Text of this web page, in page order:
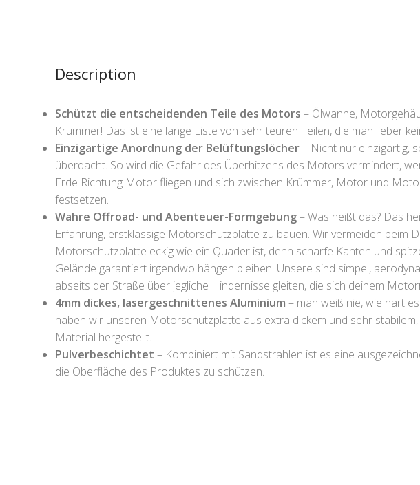
Description
Schützt die entscheidenden Teile des Motors – Ölwanne,
Krümmer! Das ist eine lange Liste von sehr teuren Teilen, die man lieber
Einzigartige Anordnung der Belüftungslöcher– Nicht nur einzigartig,
überdacht. So wird die Gefahr des Überhitzens des Motors vermindert,
Erde Richtung Motor fliegen und sich zwischen Krümmer, Motor und
festsetzen.
Wahre Offroad- und Abenteuer-Formgebung– Was heißt das? Das
Erfahrung, erstklassige Motorschutzplatte zu bauen. Wir vermeiden beim
Motorschutzplatte eckig wie ein Quader ist, denn scharfe Kanten und
Gelände garantiert irgendwo hängen bleiben. Unsere sind simpel,
abseits der Straße über jegliche Hindernisse gleiten, die sich deinem
4mm dickes, lasergeschnittenes Aluminium – man weiß nie, wie hart
haben wir unseren Motorschutzplatte aus extra dickem und sehr
Material hergestellt.
Pulverbeschichtet – Kombiniert mit Sandstrahlen ist es eine
die Oberfläche des Produktes zu schützen.